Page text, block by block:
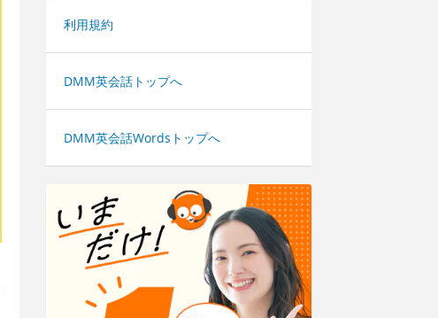
利用規約
DMM英会話トップへ
DMM英会話Wordsトップへ